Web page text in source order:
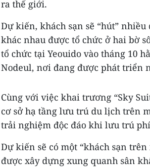
ra thế giới.
Dự kiến, khách sạn sẽ “hút”
khác nhau được tổ chức ở hai bờ
tổ chức tại Yeouido vào tháng 10
Nodeul, nơi đang được phát triển
Cùng với việc khai trương “Sky
cơ sở hạ tầng lưu trú du lịch trên
trải nghiệm độc đáo khi lưu trú
Dự kiến sẽ có một “khách sạn
được xây dựng xung quanh sân